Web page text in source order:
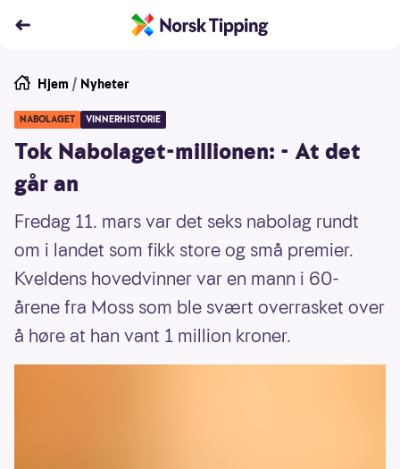
Hjem / Nyheter
NABOLAGET VINNERHISTORIE
Tok Nabolaget-millionen: - At det
går an
Fredag 11. mars var det seks nabolag rundt
om i landet som fikk store og små premier.
Kveldens hovedvinner var en mann i 60-
årene fra Moss som ble svært overrasket over
å høre at han vant 1 million kroner.